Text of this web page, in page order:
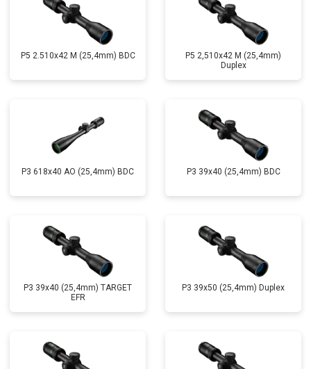
P5 2.510x42 M (25,4mm) BDC
P5 2,510x42 M (25,4mm)
Duplex
P3 618x40 AO (25,4mm) BDC P3 39x40 (25,4mm) BDC
P3 39x40 (25,4mm) TARGET
EFR
P3 39x50 (25,4mm) Duplex